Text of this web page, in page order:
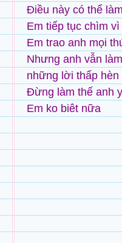
Điều này có thể
Em tiếp tục chìm
Em trao anh mọi
Nhưng anh vẫn
những lời thấp hèn
Đừng làm thế anh
Em ko biêt nữa